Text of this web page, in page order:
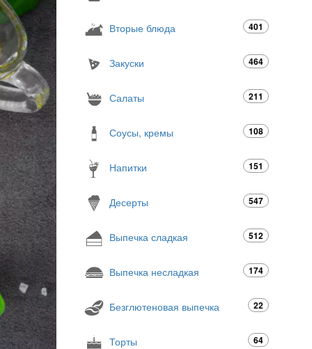
Вторые блюда 401
Закуски 464
Салаты 211
Соусы, кремы 108
Напитки 151
Десерты 547
Выпечка сладкая 512
Выпечка несладкая 174
Безглютеновая выпечка 22
Торты 64